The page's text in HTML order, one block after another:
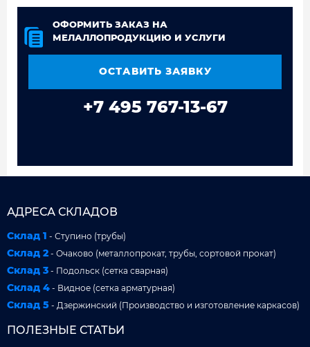
ОФОРМИТЬ ЗАКАЗ НА
МЕЛАЛЛОПРОДУКЦИЮ И УСЛУГИ
ОСТАВИТЬ ЗАЯВКУ
+7 495 767-13-67
АДРЕСА СКЛАДОВ
Склад 1 - Ступино (трубы)
Склад 2 - Очаково (металлопрокат, трубы, сортовой прокат)
Склад 3 - Подольск (сетка сварная)
Склад 4 - Видное (сетка арматурная)
Склад 5 - Дзержинский (Производство и изготовление каркасов)
ПОЛЕЗНЫЕ СТАТЬИ